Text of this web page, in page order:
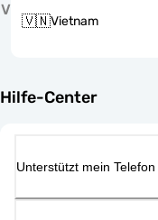
V
🇻🇳Vietnam
Hilfe-Center
Unterstützt mein